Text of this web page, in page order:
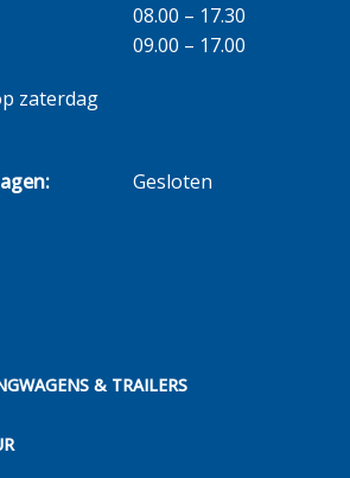
08.00 – 17.30
09.00 – 17.00
zaterdag
Gesloten
& TRAILERS